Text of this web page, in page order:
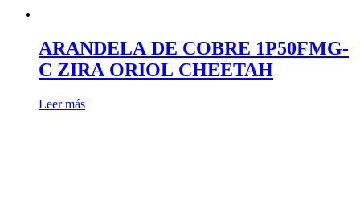
ARANDELA DE COBRE 1P50FMG-
C ZIRA ORIOL CHEETAH
Leer más